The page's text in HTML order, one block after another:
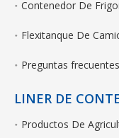
Contenedor De
Flexitanque De
Preguntas
LINER DE
Productos De